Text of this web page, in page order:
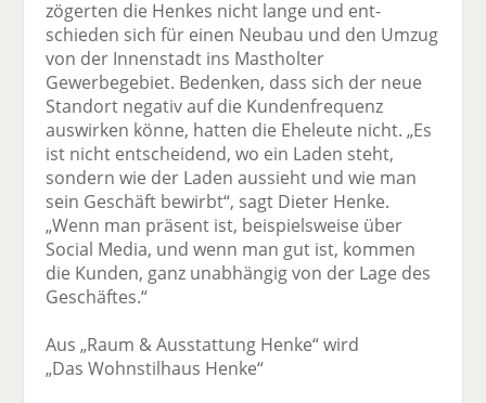
zögerten die Henkes nicht lange und ent­
schieden sich für einen Neubau und den Umzug
von der Innenstadt ins Mastholter
Gewerbegebiet. Bedenken, dass sich der neue
Standort negativ auf die Kundenfrequenz
auswirken könne, hatten die Eheleute nicht. „Es
ist nicht entscheidend, wo ein Laden steht,
sondern wie der Laden aussieht und wie man
sein Geschäft bewirbt“, sagt Dieter Henke.
„Wenn man präsent ist, beispielsweise über
Social Media, und wenn man gut ist, kommen
die Kunden, ganz unabhängig von der Lage des
Geschäftes.“
Aus „Raum & Ausstattung Henke“ wird
„Das Wohnstilhaus Henke“